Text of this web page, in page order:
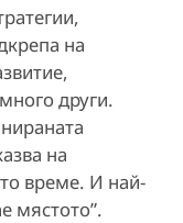
на
други.
на
време. И най-
мястото”.